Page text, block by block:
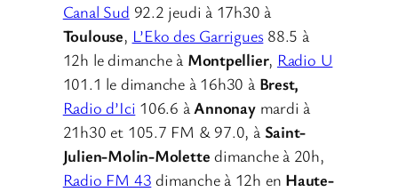
Canal Sud 92.2 jeudi à 17h30 à
Toulouse, L’Eko des Garrigues88.5 à
12h le dimanche à Montpellier, Radio U
101.1 le dimanche à 16h30 à Brest,
Radio d’Ici 106.6 àAnnonay mardi à
21h30 et 105.7 FM & 97.0, à Saint-
Julien-Molin-Molette dimanche à 20h,
Radio FM 43 dimanche à 12h en Haute-